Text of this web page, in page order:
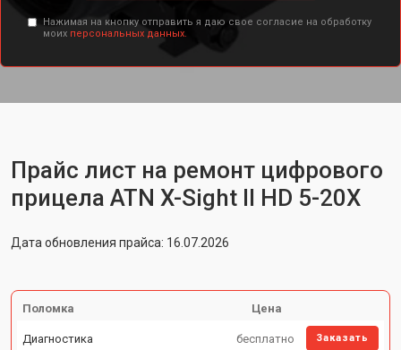
Нажимая на кнопку отправить я даю свое согласие на обработку
моих персональных данных.
Прайс лист на ремонт цифрового
прицела ATN X-Sight II HD 5-20X
Дата обновления прайса: 16.07.2026
Поломка Цена
Диагностика бесплатно Заказать